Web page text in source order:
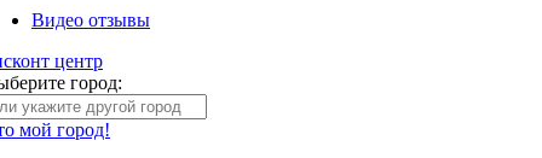
Видео отзывы
центр
город:
мой город!